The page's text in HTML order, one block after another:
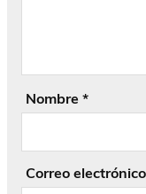
Nombre *
Correo electrónico